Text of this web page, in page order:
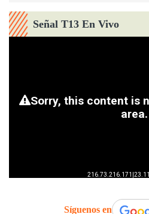
Señal T13 En Vivo
Síguenos en